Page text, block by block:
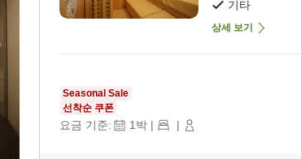
기타
상세 보기
Seasonal Sale
선착순 쿠폰
요금 기준: 1박 | |